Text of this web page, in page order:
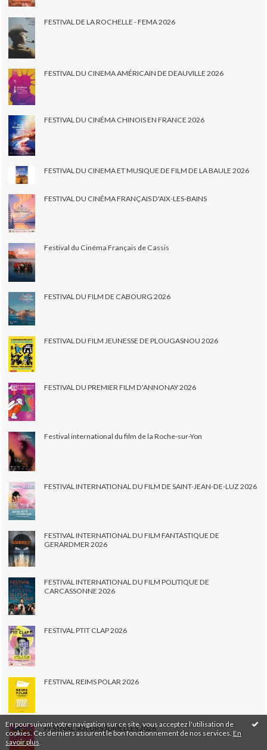
En poursuivant votre navigation sur ce site, vous acceptez l'utilisation de
cookies. Ces derniers assurent le bon fonctionnement de nos services. En
savoir plus
FESTIVAL DE LA ROCHELLE - FEMA 2026
FESTIVAL DU CINEMA AMÉRICAIN DE DEAUVILLE 2026
FESTIVAL DU CINÉMA CHINOIS EN FRANCE 2026
FESTIVAL DU CINEMA ET MUSIQUE DE FILM DE LA BAULE 2026
FESTIVAL DU CINÉMA FRANÇAIS D'AIX-LES-BAINS
Festival du Cinéma Français de Cassis
FESTIVAL DU FILM DE CABOURG 2026
FESTIVAL DU FILM JEUNESSE DE PLOUGASNOU 2026
FESTIVAL DU PREMIER FILM D'ANNONAY 2026
Festival international du film de la Roche-sur-Yon
FESTIVAL INTERNATIONAL DU FILM DE SAINT-JEAN-DE-LUZ 2026
FESTIVAL INTERNATIONAL DU FILM FANTASTIQUE DE
GERARDMER 2026
FESTIVAL INTERNATIONAL DU FILM POLITIQUE DE
CARCASSONNE 2026
FESTIVAL PTIT CLAP 2026
FESTIVAL REIMS POLAR 2026
FESTIVAL SOEURS JUMELLES 2026